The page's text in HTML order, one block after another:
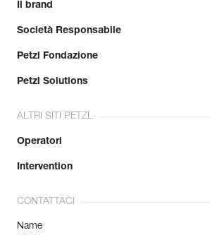
Il brand
Società Responsabile
Petzl Fondazione
Petzl Solutions
ALTRI SITI PETZL
Operatori
Intervention
CONTATTACI
Name